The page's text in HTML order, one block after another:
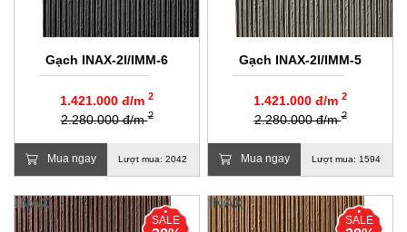
Gạch INAX-2I/IMM-6
1.421.000 đ/m 2
2.280.000 đ/m2
Mua ngay Lượt mua: 2042
Gạch INAX-2I/IMM-5
1.421.000 đ/m 2
2.280.000 đ/m2
Mua ngay Lượt mua: 1594
SALE SALE